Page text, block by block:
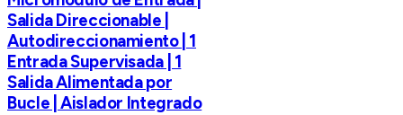
Salida Direccionable |
Autodireccionamiento | 1
Entrada Supervisada | 1
Salida Alimentada por
Bucle | Aislador Integrado